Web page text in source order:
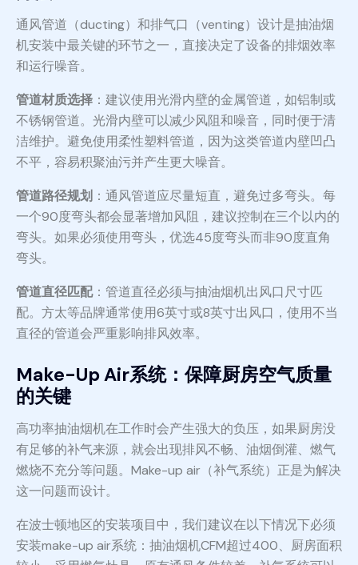
通风管道（ducting）和排气口（venting）设计是抽油烟
机安装中最关键的环节之一，直接决定了设备的排烟效率
和运行噪音。
管道材质选择 ：建议使用光滑内壁的金属管道，如铝制或
不锈钢管道。光滑内壁可以减少风阻和噪音，同时便于清
洁维护。避免使用柔性塑料管道，因为这类管道内壁凹凸
不平，容易积聚油污并产生更大噪音。
管道路径规划 ：通风管道应尽量短直，避免过多弯头。每
一个90度弯头都会显著增加风阻，建议控制在三个以内的
弯头。如果必须使用弯头，优选45度弯头而非90度直角
弯头。
管道直径匹配：管道直径必须与抽油烟机出风口尺寸匹
配。方太等品牌通常使用6英寸或8英寸出风口，使用不当
直径的管道会严重影响排风效率。
Make-Up Air系统：保障厨房空气质量
的关键
高功率抽油烟机在工作时会产生强大的负压，如果厨房没
有足够的补气来源，就会出现排风不畅、油烟倒灌、燃气
燃烧不充分等问题。Make-up air（补气系统）正是为解决
这一问题而设计。
在波士顿地区的安装项目中，我们建议在以下情况下必须
安装make-up air系统：抽油烟机CFM超过400、厨房面积